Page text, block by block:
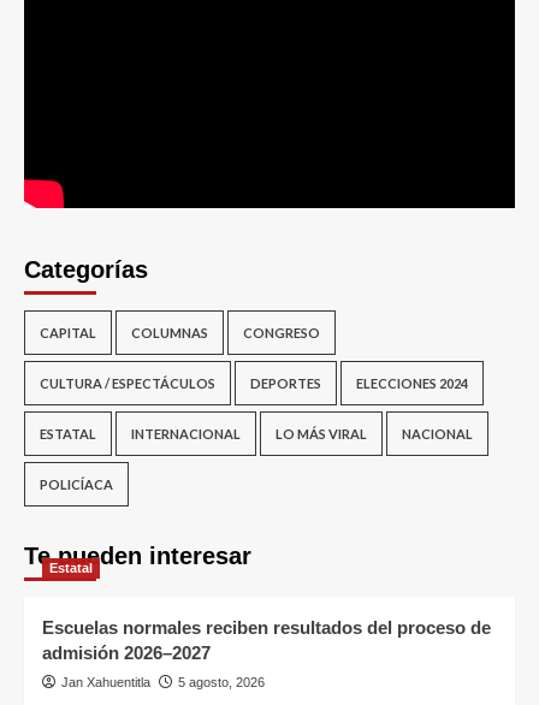
Categorías
CAPITAL COLUMNAS CONGRESO
CULTURA / ESPECTÁCULOS DEPORTES ELECCIONES 2024
ESTATAL INTERNACIONAL LO MÁS VIRAL NACIONAL
POLICÍACA
Te pueden interesar
Estatal
Escuelas normales reciben resultados del proceso de
admisión 2026–2027
Jan Xahuentitla 5 agosto, 2026